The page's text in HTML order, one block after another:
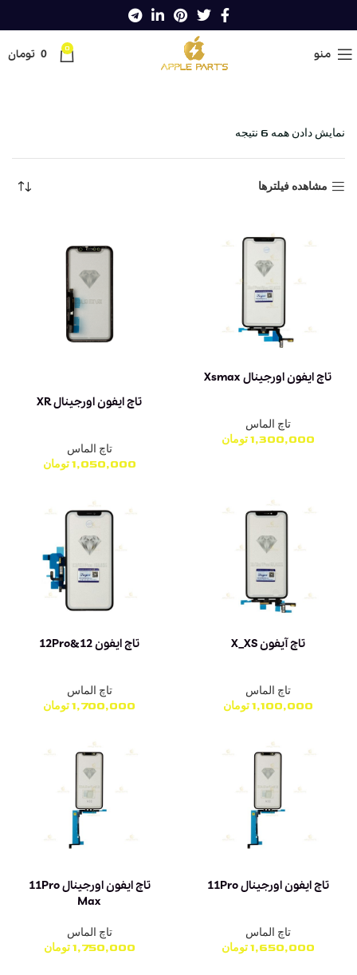
منو 0
0 تومان
نمایش دادن همه 6 نتیجه
مشاهده فیلترها
تاچ ایفون اورجینال Xsmax
تاچ الماس
1,300,000 تومان
تاچ ایفون اورجینال XR
تاچ الماس
1,050,000 تومان
تاچ آیفون X_XS
تاچ الماس
1,100,000 تومان
تاچ ایفون 12&12Pro
تاچ الماس
1,700,000تومان
تاچ ایفون اورجینال 11Pro
تاچ الماس
1,650,000 تومان
تاچ ایفون اورجینال 11Pro
Max
تاچ الماس
1,750,000 تومان